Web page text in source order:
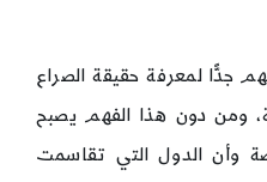
جدًّا لمعرفة حقيقة الصراع
ومن دون هذا الفهم يصبح
وأن الدول التي تقاسمت